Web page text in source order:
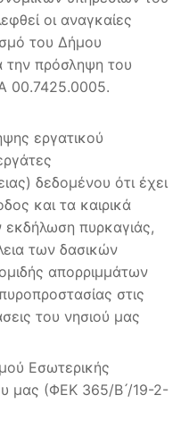
οι αναγκαίες
του Δήμου
την πρόσληψη του
00.7425.0005.
εργατικού
δεδομένου ότι έχει
και τα καιρικά
πυρκαγιάς,
των δασικών
απορριμμάτων
στις
του νησιού μας
Εσωτερικής
μας (ΦΕΚ 365/Β ́/19-2-